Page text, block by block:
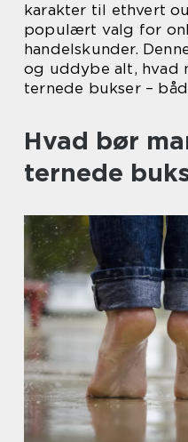
karakter til ethvert
populært valg for
handelskunder.
og uddybe alt, hvad
ternede bukser –
Hvad bør
ternede